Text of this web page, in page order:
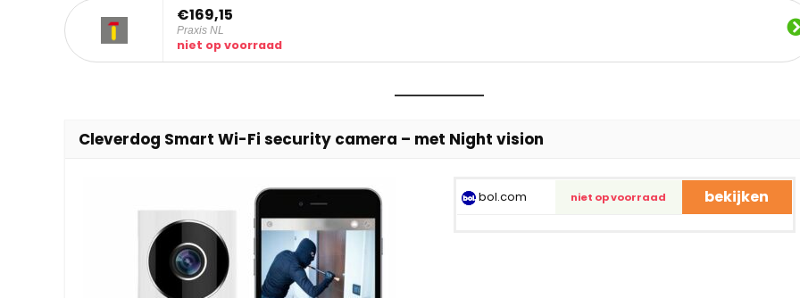
€169,15
Praxis NL
niet op voorraad
Cleverdog Smart Wi-Fi security camera – met Night vision
bol.com niet op voorraad bekijken